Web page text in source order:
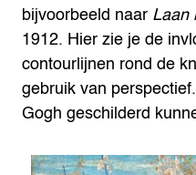
bijvoorbeeld naar Laan
1912. Hier zie je de
contourlijnen rond de
gebruik van
Gogh geschilderd